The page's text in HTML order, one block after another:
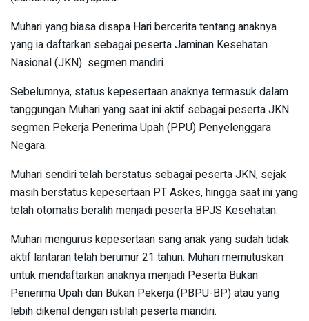
Muhari yang biasa disapa Hari bercerita tentang anaknya
yang ia daftarkan sebagai peserta Jaminan Kesehatan
Nasional (JKN) segmen mandiri.
Sebelumnya, status kepesertaan anaknya termasuk dalam
tanggungan Muhari yang saat ini aktif sebagai peserta JKN
segmen Pekerja Penerima Upah (PPU) Penyelenggara
Negara.
Muhari sendiri telah berstatus sebagai peserta JKN, sejak
masih berstatus kepesertaan PT Askes, hingga saat ini yang
telah otomatis beralih menjadi peserta BPJS Kesehatan.
Muhari mengurus kepesertaan sang anak yang sudah tidak
aktif lantaran telah berumur 21 tahun. Muhari memutuskan
untuk mendaftarkan anaknya menjadi Peserta Bukan
Penerima Upah dan Bukan Pekerja (PBPU-BP) atau yang
lebih dikenal dengan istilah peserta mandiri.